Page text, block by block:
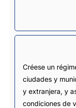
Créese un
ciudades y
y extranjera, y
condiciones de